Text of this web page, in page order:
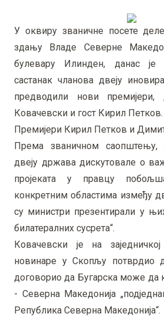
У оквиру званичне посете
здању Владе Северне
булевару Илинден, данас је
састанак чланова двеју
предводили нови премијери,
Ковачевски и гост Кирил Петков.
Премијери Кирил Петков и
Према званичном саопштењу,
двеју држава дискутовале о
пројеката у правцу
конкретним областима између
су министри презентирали у
билатералних сусрета“.
Ковачевски је на
новинаре у Скопљу потврдио
договорио да Бугарска може да
- Северна Македонија
Република Северна Македонија“.